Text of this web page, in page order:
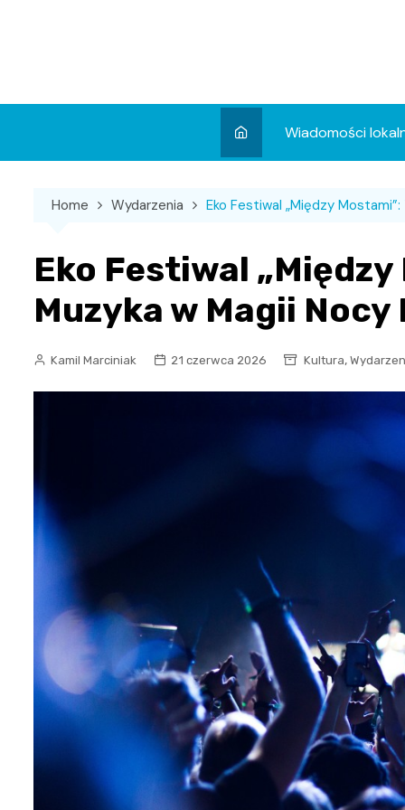
Wiadomości
Wydarzenia
Sport
Home Wydarzenia Eko Festiwal „Między
Eko Festiwal
Muzyka w Magii Nocy
Kamil Marciniak 21 czerwca 2026 Kultura,